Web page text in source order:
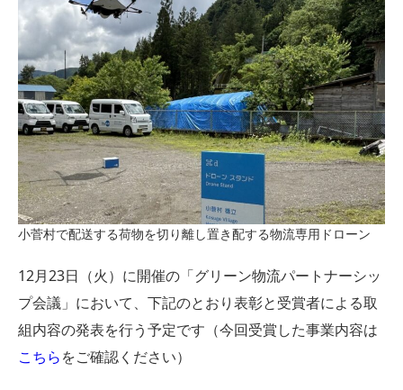
小菅村で配送する荷物を切り離し置き配する物流専用ドローン
12月23日（火）に開催の「グリーン物流パートナーシッ
プ会議」において、下記のとおり表彰と受賞者による取
組内容の発表を行う予定です（今回受賞した事業内容は
こちらをご確認ください）